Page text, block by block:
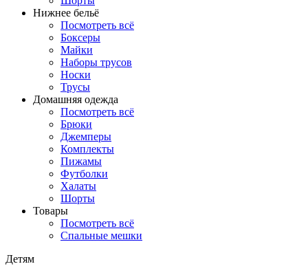
Нижнее бельё
Посмотреть всё
Боксеры
Майки
Наборы трусов
Носки
Трусы
Домашняя одежда
Посмотреть всё
Брюки
Джемперы
Комплекты
Пижамы
Футболки
Халаты
Шорты
Товары
Посмотреть всё
Спальные мешки
Детям